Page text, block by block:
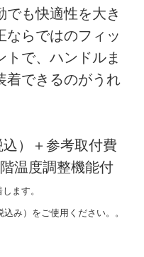
でも快適性を大き
ならではのフィッ
トで、ハンドルま
着できるのがうれ
）＋参考取付費
温度調整機能付
ます。
み）をご使用ください。。